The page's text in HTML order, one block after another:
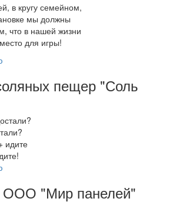
в кругу семейном,
мы должны
что в нашей жизни
для игры!
пещер "Соль
идите
ООО "Мир панелей"